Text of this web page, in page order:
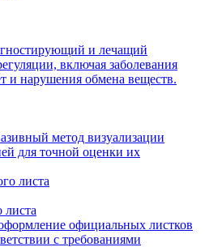
и лечащий
включая заболевания
и нарушения обмена веществ.
метод визуализации
для точной оценки их
листа
официальных листков
с требованиями